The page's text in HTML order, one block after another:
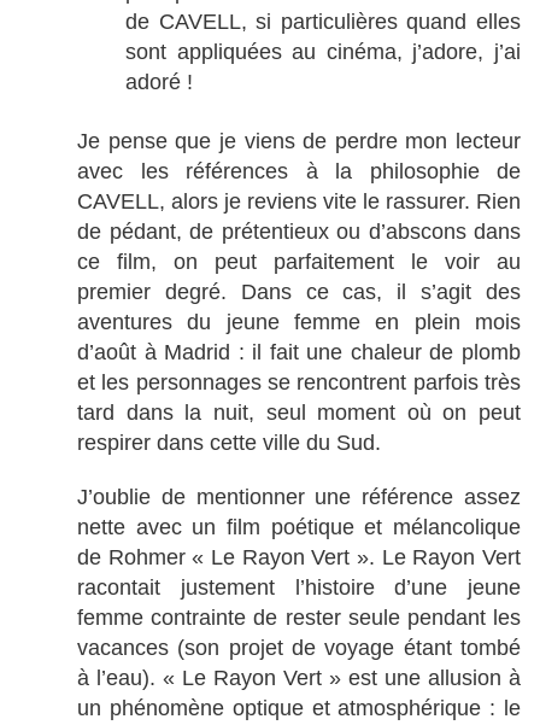
de CAVELL, si particulières quand elles
sont appliquées au cinéma, j’adore, j’ai
adoré !
Je pense que je viens de perdre mon lecteur
avec les références à la philosophie de
CAVELL, alors je reviens vite le rassurer. Rien
de pédant, de prétentieux ou d’abscons dans
ce film, on peut parfaitement le voir au
premier degré. Dans ce cas, il s’agit des
aventures du jeune femme en plein mois
d’août à Madrid : il fait une chaleur de plomb
et les personnages se rencontrent parfois très
tard dans la nuit, seul moment où on peut
respirer dans cette ville du Sud.
J’oublie de mentionner une référence assez
nette avec un film poétique et mélancolique
de Rohmer « Le Rayon Vert ». Le Rayon Vert
racontait justement l’histoire d’une jeune
femme contrainte de rester seule pendant les
vacances (son projet de voyage étant tombé
à l’eau). « Le Rayon Vert » est une allusion à
un phénomène optique et atmosphérique : le